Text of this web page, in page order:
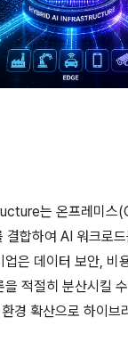
는 온프레미스
합하여 AI 워크로
업은 데이터 보안, 비
을 적절히 분산시킬
경 확산으로 하이브